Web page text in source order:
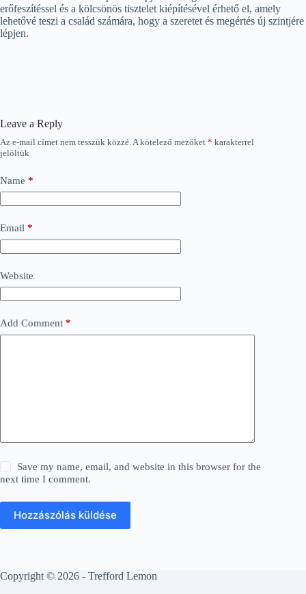
erőfeszítéssel és a kölcsönös tisztelet kiépítésével érhető el, amely
lehetővé teszi a család számára, hogy a szeretet és megértés új szintjére
lépjen.
Leave a Reply
Az e-mail címet nem tesszük közzé. A kötelező mezőket * karakterrel
jelöltük
Name *
Email *
Website
Add Comment *
Save my name, email, and website in this browser for the
next time I comment.
Hozzászólás küldése
Copyright © 2026 - Trefford Lemon